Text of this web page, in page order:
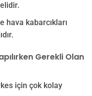
hava kabarcıkları
Gerekli Olan
için çok kolay